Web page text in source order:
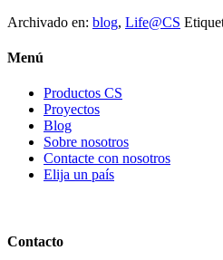
Archivado en: blog, Life@CS
Menú
Productos CS
Proyectos
Blog
Sobre nosotros
Contacte con nosotros
Elija un país
Contacto